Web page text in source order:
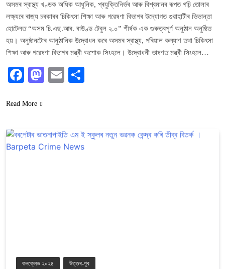
অসমৰ স্বাস্থ্য খণ্ডক অধিক আধুনিক, প্ৰযুক্তিনিৰ্ভৰ আৰু বিশ্বমানৰ ৰূপত গঢ়ি তোলাৰ
লক্ষ্যৰে ৰাজ্য চৰকাৰৰ চিকিৎসা শিক্ষা আৰু গৱেষণা বিভাগৰ উদ্যোগত গুৱাহাটীৰ ভিভান্তা
হোটেলত “অসম চি.এছ.আৰ. ৰাউণ্ড টেবুল ২.০” শীৰ্ষক এক গুৰুত্বপূৰ্ণ অনুষ্ঠান অনুষ্ঠিত
হয়। অনুষ্ঠানটোৰ আনুষ্ঠানিক উদ্বোধন কৰে অসমৰ স্বাস্থ্য, পৰিয়াল কল্যাণ তথা চিকিৎসা
শিক্ষা আৰু গৱেষণা বিভাগৰ মন্ত্ৰী অশোক সিংহলে। উদ্বোধনী ভাষণত মন্ত্ৰী সিংহলে…
Facebook
Mastodon
Email
Read More
কনক্লেভ ২০২৪ উত্তৰ-পূব